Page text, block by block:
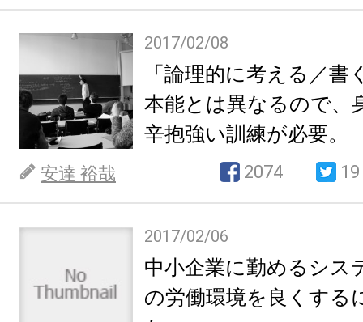
2017/02/08
「論理的に考える／書
本能とは異なるので、
辛抱強い訓練が必要。
安達 裕哉 2074 19
2017/02/06
中小企業に勤めるシス
の労働環境を良くする